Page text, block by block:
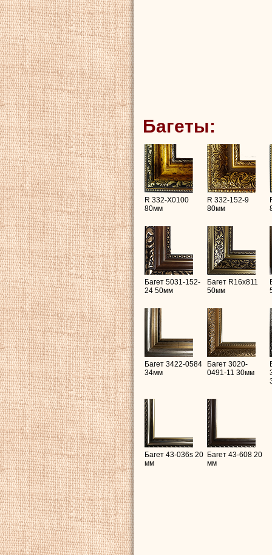
Багеты:
R 332-X0100
80мм
R 332-152-9
80мм
Багет 5031-152-
24 50мм
Багет R16х811
50мм
Багет 3422-0584
34мм
Багет 3020-
0491-11 30мм
Багет 43-036s 20
мм
Багет 43-608 20
мм